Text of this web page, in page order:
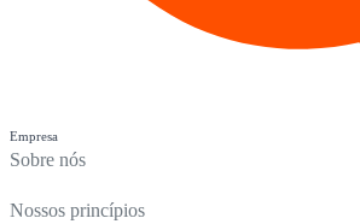
Empresa
Sobre nós
Nossos princípios